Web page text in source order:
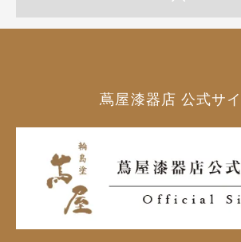
蔦屋漆器店 公式サ